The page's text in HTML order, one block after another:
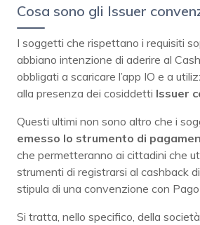
Cosa sono gli Issuer
I soggetti che rispettano i requisiti
abbiano intenzione di aderire al
obbligati a scaricare l’app IO e a
alla presenza dei cosiddetti Issuer
Questi ultimi non sono altro che i
emesso lo strumento di
che permetteranno ai cittadini che
strumenti di registrarsi al cashback
stipula di una convenzione con
Si tratta, nello specifico, della